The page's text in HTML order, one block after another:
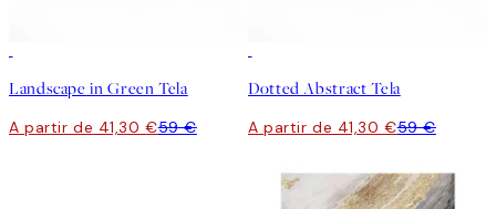
Landscape in Green Tela
A partir de 41,30 €59 €
Dotted Abstract Tela
A partir de 41,30 €59 €